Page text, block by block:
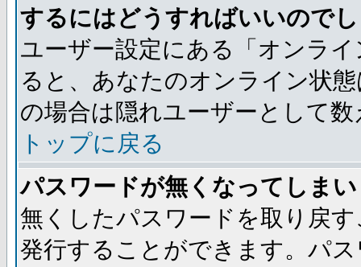
するにはどうすればいいので
ユーザー設定にある「オンラ
ると、あなたのオンライン状
の場合は隠れユーザーとして
トップに戻る
パスワードが無くなってしま
無くしたパスワードを取り戻
発行することができます。パ